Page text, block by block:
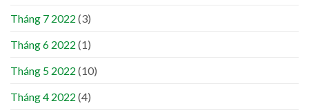
Tháng 7 2022 (3)
Tháng 6 2022 (1)
Tháng 5 2022 (10)
Tháng 4 2022 (4)